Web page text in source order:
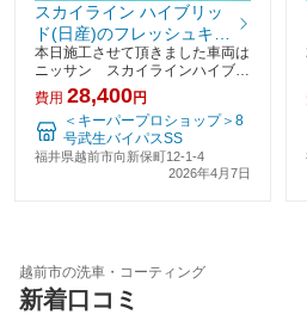
スカイライン ハイブリッ
ド(日産)のフレッシュキー
パー
本日施工させて頂きました車両は
ニッサン スカイラインハイブリ
ッドになります。今や見る機会も
少なくなってきたセダンタイプの
車両です。メーカーのOPで外装
のインパクトもありつつ走りはス
ポーティと噂の1台で
費用 28,400円
＜キーパープロショップ＞8
号武生バイパスSS
福井県越前市向新保町12-1-4
2026年4月7日
越前市の洗車・コーティング
新着口コミ